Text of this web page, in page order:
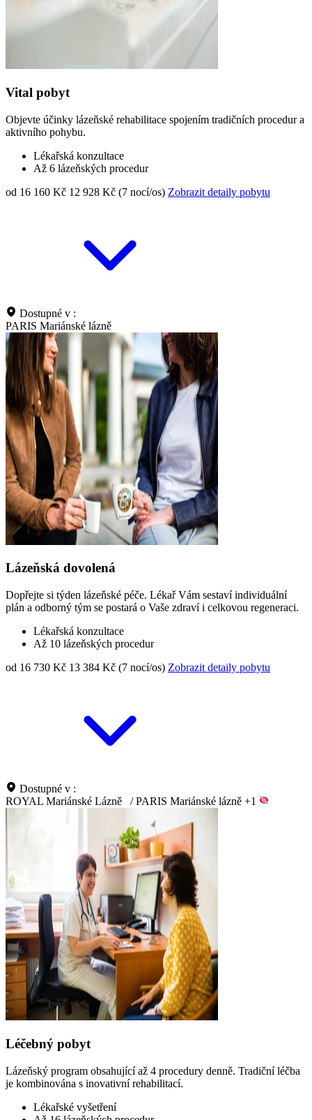
Vital pobyt
Objevte účinky lázeňské rehabilitace spojením tradičních procedur a
aktivního pohybu.
Lékařská konzultace
Až 6 lázeňských procedur
od 16 160 Kč 12 928 Kč (7 nocí/os) Zobrazit detaily pobytu
Dostupné v :
PARIS Mariánské lázně
Lázeňská dovolená
Dopřejte si týden lázeňské péče. Lékař Vám sestaví individuální
plán a odborný tým se postará o Vaše zdraví i celkovou regeneraci.
Lékařská konzultace
Až 10 lázeňských procedur
od 16 730 Kč 13 384 Kč (7 nocí/os) Zobrazit detaily pobytu
Dostupné v :
ROYAL Mariánské Lázně
/ PARIS Mariánské lázně +1
Léčebný pobyt
Lázeňský program obsahující až 4 procedury denně. Tradiční léčba
je kombinována s inovativní rehabilitací.
Lékařské vyšetření